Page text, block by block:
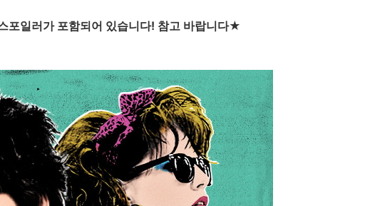
포일러가 포함되어 있습니다! 참고 바랍니다★